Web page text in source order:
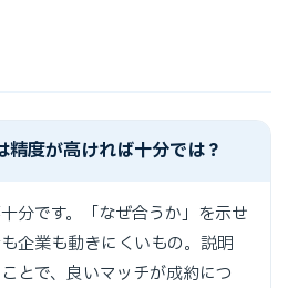
精度が高ければ十分では？
分です。「なぜ合うか」を示せ
企業も動きにくいもの。説明
とで、良いマッチが成約につ